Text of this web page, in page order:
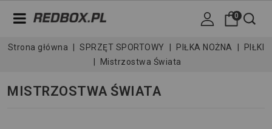
0
Strona główna SPRZĘT SPORTOWY PIŁKA NOŻNA
PIŁKI
Mistrzostwa Świata
MISTRZOSTWA ŚWIATA